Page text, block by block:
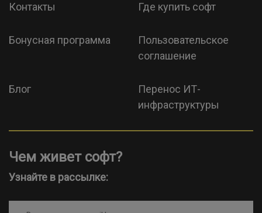
Контакты Где купить софт
Бонусная программа
Пользовательское
соглашение
Блог
Перенос ИТ-
инфраструктуры
Чем живет софт?
Узнайте в рассылке: